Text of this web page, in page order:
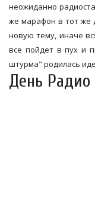
неожиданно
же марафон в тот же
новую тему, иначе
все пойдет в пух и
штурма" родилась
День Радио